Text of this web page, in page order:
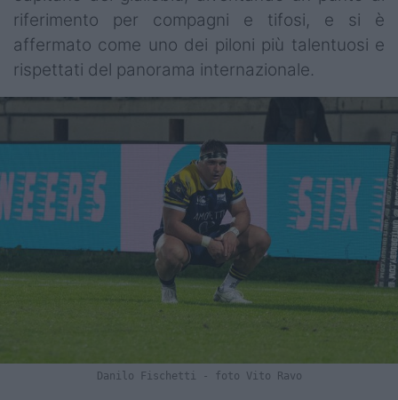
riferimento per compagni e tifosi, e si è
affermato come uno dei piloni più talentuosi e
rispettati del panorama internazionale.
Danilo Fischetti - foto Vito Ravo